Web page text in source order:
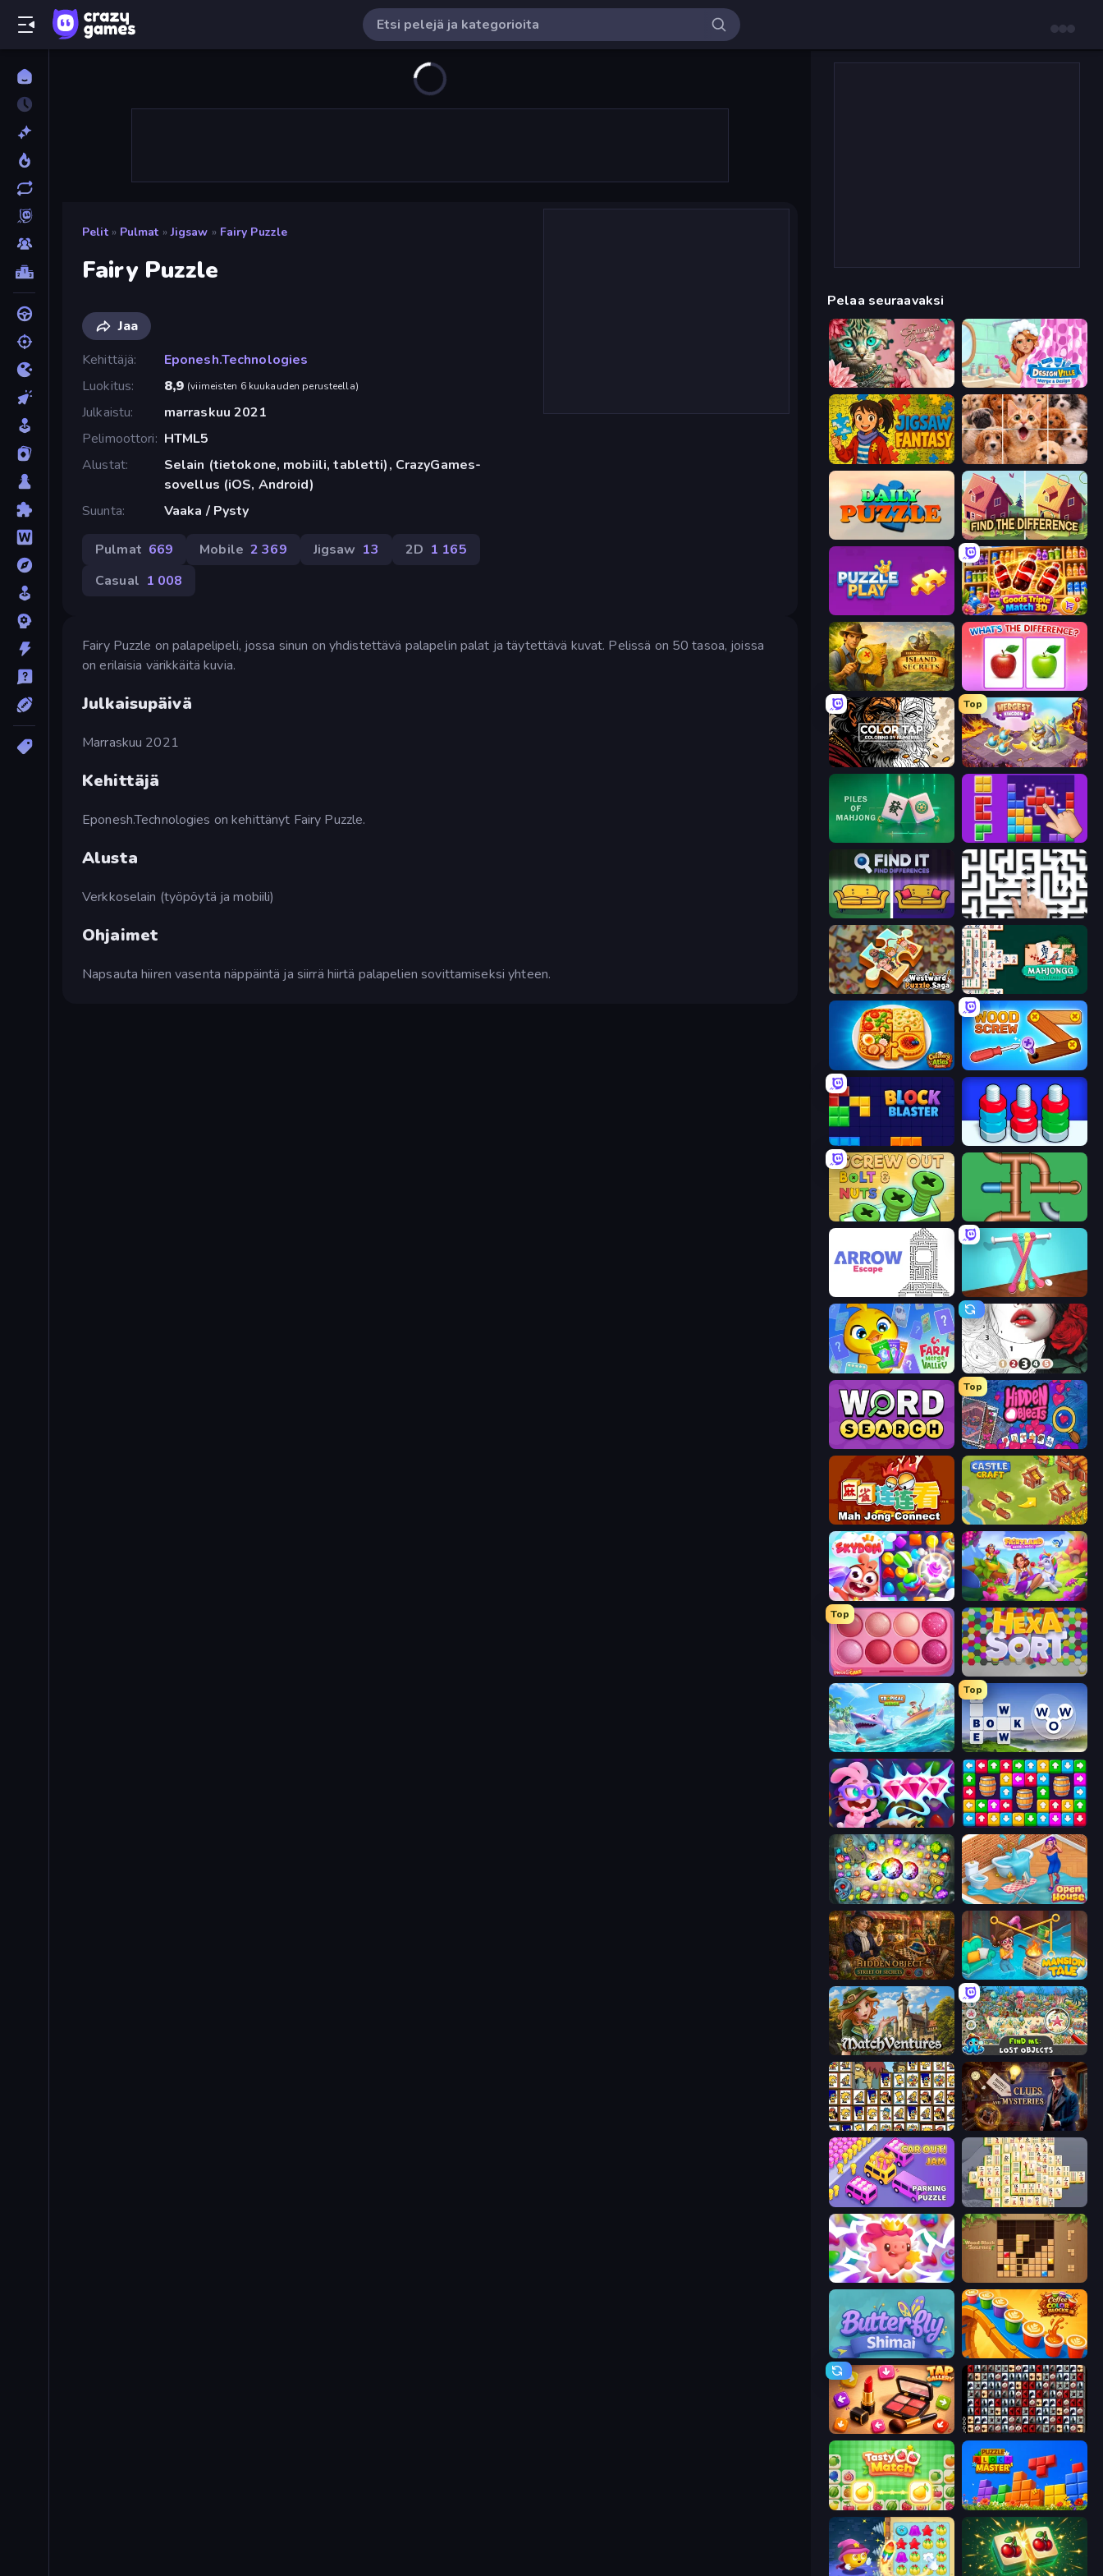
Pelit » Pulmat » Jigsaw » Fairy Puzzle
Fairy Puzzle
Jaa
Kehittäjä
Eponesh.Technologies
Luokitus
8,9 (viimeisten 6 kuukauden perusteella)
Julkaistu
marraskuu 2021
Pelimoottori
HTML5
Alustat
Selain (tietokone, mobiili, tabletti), CrazyGames-
sovellus (iOS, Android)
Suunta
Vaaka / Pysty
Pulmat 669 Mobile 2 369 Jigsaw 13 2D 1 165
Casual 1 008
Fairy Puzzle on palapelipeli, jossa sinun on yhdistettävä palapelin palat ja täytettävä kuvat. Pelissä on 50 tasoa, joissa
on erilaisia värikkäitä kuvia.
Julkaisupäivä
Marraskuu 2021
Kehittäjä
Eponesh.Technologies on kehittänyt Fairy Puzzle.
Alusta
Verkkoselain (työpöytä ja mobiili)
Ohjaimet
Napsauta hiiren vasenta näppäintä ja siirrä hiirtä palapelien sovittamiseksi yhteen.
Pelaa seuraavaksi
Favorite Puzzles Designville: Merge & Design
Jigsaw Fantasy Jigpic Solitaire
Find The Difference
Goods Triple Match 3D
Hidden Objects: Island Secrets What's The Difference?
Color Tap: Coloring by Numbers
Top
Mergest Kingdom
Piles of Mahjong BlockBuster Puzzle
Find It - Find The Differences Arrow Escape: Puzzle
Westward Puzzle Saga Mahjongg Solitaire
Culinary Atlas Wood Screw: Bolts Puzzle
Block Blaster
Screw Out: Bolts and Nuts Plumber Pipe Out
Arrow Escape Tangle Master
Farm Merge Valley Numicolor
Daily Word Search
Top
Hidden Objects
Mahjong Connect (Legacy) Castle Craft
Skydom Fairyland Merge & Magic
Top
Piece of Cake: Merge and Bake
Tropical Merge
Top
Words of Wonders
Skydom: Reforged Tap Away Story
Forgotten Treasure 2 Open House
Hidden Object: Street Of Secrets Mansion Tale: Merge Secrets
MatchVentures Find Me: Lost Objects
Tiles of the Simpsons Hidden Object: Clues and Mysteries
Car OUT! Jam Parking Puzzle Mahjong Online
Match Arena Wood Block Journey
Butterfly Shimai Coffee Color Blocks
Tap Gallery War Mahjong
Tasty Match: Mahjong Pairs Puzzle Block Master